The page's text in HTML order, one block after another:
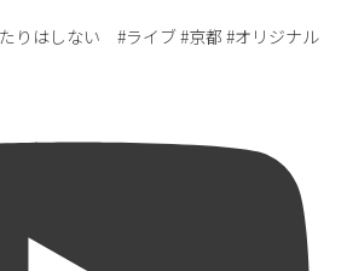
りはしない #ライブ #京都 #オリジナル